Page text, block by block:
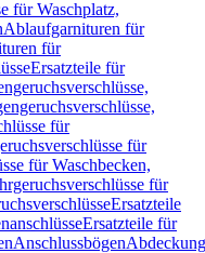
für Waschplatz,
Ablaufgarnituren für
für
Ersatzteile für
für
für
für Waschbecken,
für
Ersatzteile
Ersatzteile für
Anschlussbögen